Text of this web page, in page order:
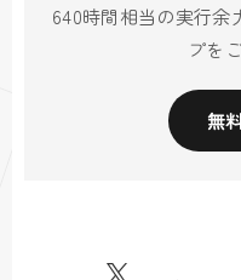
640時間相当の実行余
プを
無